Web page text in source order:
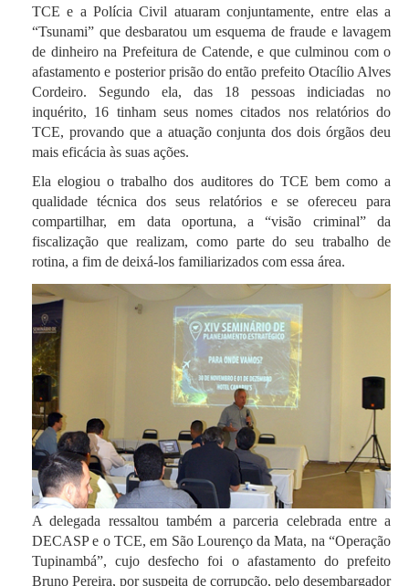
TCE e a Polícia Civil atuaram conjuntamente, entre elas a
“Tsunami” que desbaratou um esquema de fraude e lavagem
de dinheiro na Prefeitura de Catende, e que culminou com o
afastamento e posterior prisão do então prefeito Otacílio Alves
Cordeiro. Segundo ela, das 18 pessoas indiciadas no
inquérito, 16 tinham seus nomes citados nos relatórios do
TCE, provando que a atuação conjunta dos dois órgãos deu
mais eficácia às suas ações.
Ela elogiou o trabalho dos auditores do TCE bem como a
qualidade técnica dos seus relatórios e se ofereceu para
compartilhar, em data oportuna, a “visão criminal” da
fiscalização que realizam, como parte do seu trabalho de
rotina, a fim de deixá-los familiarizados com essa área.
A delegada ressaltou também a parceria celebrada entre a
DECASP e o TCE, em São Lourenço da Mata, na “Operação
Tupinambá”, cujo desfecho foi o afastamento do prefeito
Bruno Pereira, por suspeita de corrupção, pelo desembargador